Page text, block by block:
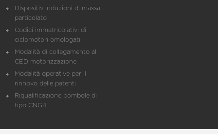
Dispositivi riduzioni di massa
particolato
Codici immatricolativi di
ciclomotori omologati
Modalità di collegamento al
CED motorizzazione
Modalità operative per il
rinnovo delle patenti
Riqualificazione bombole di
tipo CNG4